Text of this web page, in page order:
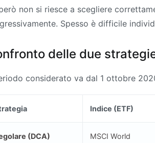
non si riesce a scegliere
Spesso è difficile
delle due
considerato va dal 1 ottobre
Indice (ETF)
(DCA) MSCI World